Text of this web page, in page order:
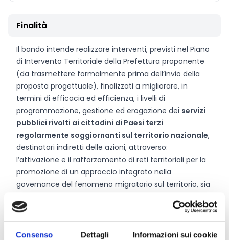
Consenso Dettagli Informazioni sui cookie
Finalità
Il bando intende realizzare interventi, previsti nel Piano
di Intervento Territoriale della Prefettura proponente
(da trasmettere formalmente prima dell’invio della
proposta progettuale), finalizzati a migliorare, in
termini di efficacia ed efficienza, i livelli di
programmazione, gestione ed erogazione dei servizi
pubblici rivolti ai cittadini di Paesi terzi
regolarmente soggiornanti sul territorio nazionale,
destinatari indiretti delle azioni, attraverso:
l’attivazione e il rafforzamento di reti territoriali per la
promozione di un approccio integrato nella
governance del fenomeno migratorio sul territorio, sia
che alla pianificazione, realizzazione e monitoraggio
degli interventi rivolti all’utenza straniera, nel rispetto
dei ruoli e delle competenze degli attori coinvolti,